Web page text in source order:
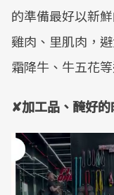
的準備最好以新
雞肉、里肌肉，
霜降牛、牛五花
✘加工品、醃好的